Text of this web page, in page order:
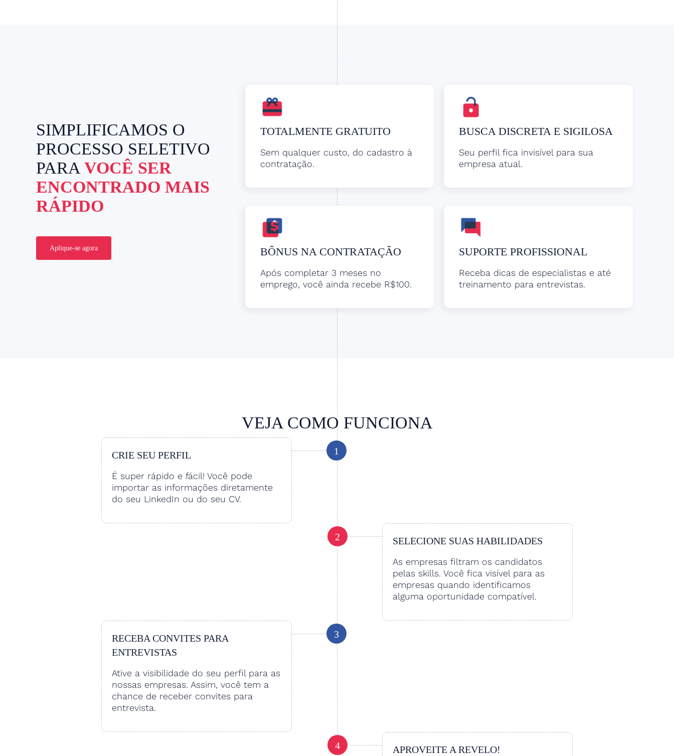
SIMPLIFICAMOS O
PROCESSO SELETIVO
PARA VOCÊ SER
ENCONTRADO MAIS
RÁPIDO
Aplique-se agora
TOTALMENTE GRATUITO
Sem qualquer custo, do cadastro à
contratação.
BUSCA DISCRETA E SIGILOSA
Seu perfil fica invisível para sua
empresa atual.
BÔNUS NA CONTRATAÇÃO
Após completar 3 meses no
emprego, você ainda recebe R$100.
SUPORTE PROFISSIONAL
Receba dicas de especialistas e até
treinamento para entrevistas.
VEJA COMO FUNCIONA
1
CRIE SEU PERFIL
É super rápido e fácil! Você pode
importar as informações diretamente
do seu LinkedIn ou do seu CV.
2 SELECIONE SUAS HABILIDADES
As empresas filtram os candidatos
pelas skills. Você fica visível para as
empresas quando identificamos
alguma oportunidade compatível.
3
RECEBA CONVITES PARA
ENTREVISTAS
Ative a visibilidade do seu perfil para as
nossas empresas. Assim, você tem a
chance de receber convites para
entrevista.
4 APROVEITE A REVELO!